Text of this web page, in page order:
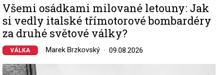
Všemi osádkami milované letouny: Jak
si vedly italské třímotorové bombardéry
za druhé světové války?
VÁLKA Marek Brzkovský 09.08.2026
Image